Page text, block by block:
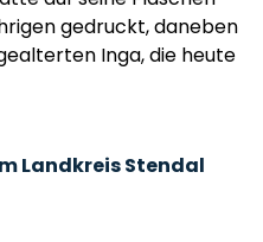
gedruckt, daneben
Inga, die heute
Landkreis Stendal